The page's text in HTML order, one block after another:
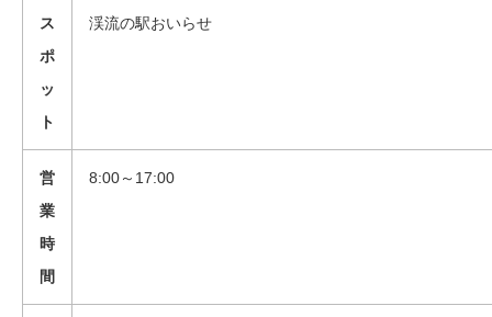
ス
ポ
ッ
ト
渓流の駅おいらせ
営
業
時
間
8:00～17:00